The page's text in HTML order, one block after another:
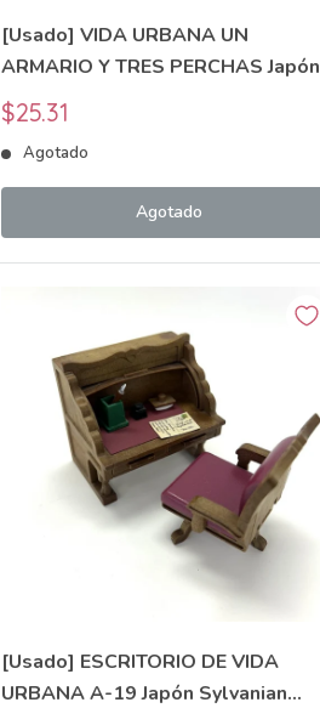
[Usado] VIDA URBANA UN
ARMARIO Y TRES PERCHAS Japón
Sylvanian Families
Precio
de
venta
$25.31
Agotado
Agotado
[Usado] ESCRITORIO DE VIDA
URBANA A-19 Japón Sylvanian